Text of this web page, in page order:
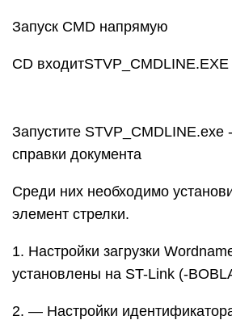
Запуск CMD напрямую
CD входитSTVP_CMDLINE.EXE
Запустите STVP_CMDLINE.exe
справки документа
Среди них необходимо
элемент стрелки.
1. Настройки загрузки
установлены на ST-Link (-
2. — Настройки